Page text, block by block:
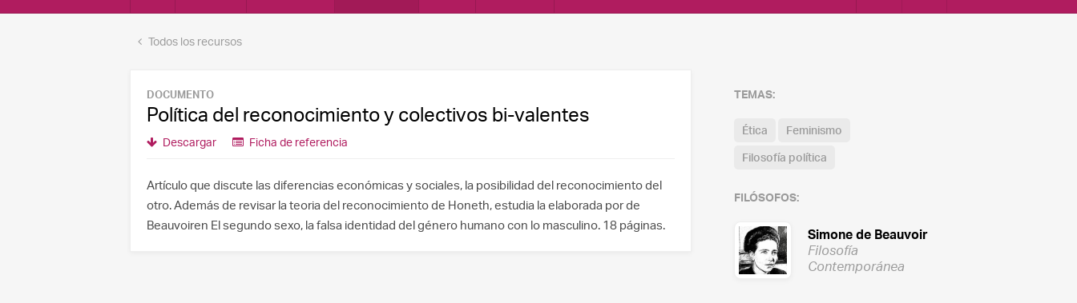
Todos los recursos
DOCUMENTO
Política del reconocimiento y colectivos bi-valentes
Descargar Ficha de referencia
Artículo que discute las diferencias económicas y sociales, la posibilidad del reconocimiento del
otro. Además de revisar la teoria del reconocimiento de Honeth, estudia la elaborada por de
Beauvoiren El segundo sexo, la falsa identidad del género humano con lo masculino. 18 páginas.
TEMAS:
Ética
Feminismo
Filosofía política
FILÓSOFOS:
Simone de Beauvoir
Filosofía
Contemporánea